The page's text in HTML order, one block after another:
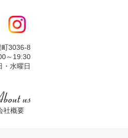
3036-8
～19:30
・水曜日
社概要